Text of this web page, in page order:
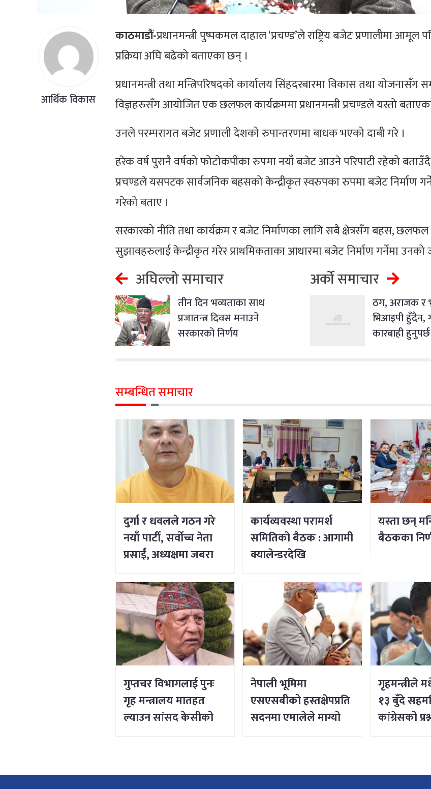
आर्थिक विकास
काठमाडौं-प्रधानमन्त्री पुष्पकमल दाहाल ‘प्रचण्ड’ले राष्ट्रिय बजेट प्रणालीमा आमूल
प्रक्रिया अघि बढेको बताएका छन् ।
प्रधानमन्त्री तथा मन्त्रिपरिषदको कार्यालय सिंहदरबारमा विकास तथा योजनासँग
विज्ञहरुसँग आयोजित एक छलफल कार्यक्रममा प्रधानमन्त्री प्रचण्डले यस्तो
उनले परम्परागत बजेट प्रणाली देशको रुपान्तरणमा बाधक भएको दाबी गरे ।
हरेक वर्ष पुरानै वर्षको फोटोकपीका रुपमा नयाँ बजेट आउने परिपाटी रहेको बताउँदै
प्रचण्डले यसपटक सार्वजनिक बहसको केन्द्रीकृत स्वरुपका रुपमा बजेट निर्माण गर्ने
गरेको बताए ।
सरकारको नीति तथा कार्यक्रम र बजेट निर्माणका लागि सबै क्षेत्रसँग बहस, छलफल
सुझावहरुलाई केन्द्रीकृत गरेर प्राथमिकताका आधारमा बजेट निर्माण गर्नेमा उनको
अघिल्लो समाचार
तीन दिन भव्यताका साथ
प्रजातन्त्र दिवस मनाउने
सरकारको निर्णय
अर्को समाचार
ठग, अराजक र
भिआइपी हुँदैन,
कारबाही
सम्बन्धित समाचार
दुर्गा र धवलले गठन गरे
नयाँ पार्टी, सर्वोच्च नेता
प्रसाईं, अध्यक्षमा जबरा
कार्यव्यवस्था परामर्श
समितिको बैठक : आगामी
क्यालेन्डरदेखि
विषयसम्म छलफल
यस्ता छन्
बैठकका
गुप्तचर विभागलाई पुनः
गृह मन्त्रालय मातहत
ल्याउन सांसद केसीको
नेपाली भूमिमा
एसएसबीको हस्तक्षेपप्रति
सदनमा एमालेले माग्यो
गृहमन्त्रीले
१३ बुँदे
कांग्रेसको